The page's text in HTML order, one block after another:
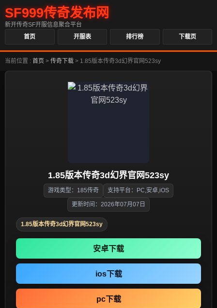
SF999传奇发布网
新开传奇SF开服信息聚合平台
首页
开服表 排行榜 下载页
当前位置 : 首页 > 传奇下载 > 1.85版本传奇3d幻界官网523sy
1.85版本传奇3d幻界官网523sy
游戏类型：185传奇 支持平台：PC,安卓,iOS
更新时间：2026年07月07日
1.85版本传奇3d幻界官网523sy
安卓下载
ios下载
pc下载